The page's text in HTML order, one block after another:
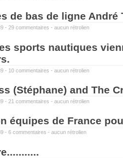
de bas de ligne André
- 29 commentaires - aucun rétrolien
sports nautiques
- 10 commentaires - aucun rétrolien
(Stéphane) and The
- 21 commentaires - aucun rétrolien
équipes de France
- 6 commentaires - aucun rétrolien